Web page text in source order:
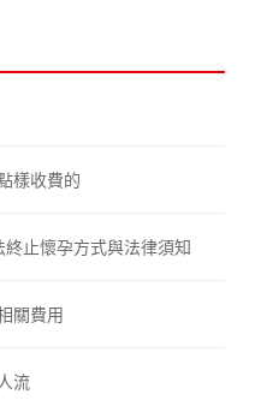
樣收費的
止懷孕方式與法律須知
關費用
流